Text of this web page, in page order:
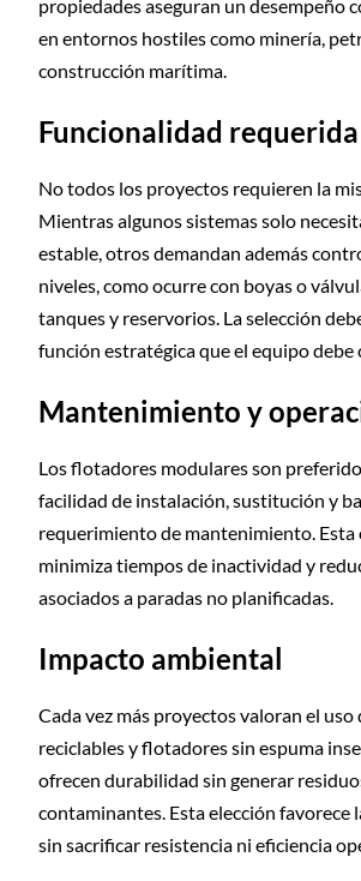
propiedades aseguran un desempeño
en entornos hostiles como minería,
construcción marítima.
Funcionalidad requerida
No todos los proyectos requieren la
Mientras algunos sistemas solo
estable, otros demandan además
niveles, como ocurre con boyas o
tanques y reservorios. La selección
función estratégica que el equipo debe
Mantenimiento y
Los flotadores modulares son
facilidad de instalación, sustitución y
requerimiento de mantenimiento. Esta
minimiza tiempos de inactividad y
asociados a paradas no planificadas.
Impacto ambiental
Cada vez más proyectos valoran el uso
reciclables y flotadores sin espuma
ofrecen durabilidad sin generar
contaminantes. Esta elección favorece
sin sacrificar resistencia ni eficiencia